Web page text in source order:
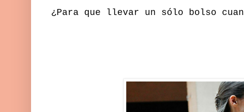
¿Para que llevar un sólo bolso